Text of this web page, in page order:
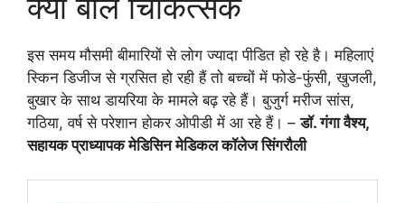
इस समय मौसमी बीमारियों से लोग ज्यादा पीडित हो रहे है। महिलाएं
स्किन डिजीज से ग्रसित हो रही हैं तो बच्चों में फोडे-फुंसी, खुजली,
बुखार के साथ डायरिया के मामले बढ़ रहे हैं। बुजुर्ग मरीज सांस,
गठिया, वर्ष से परेशान होकर ओपीडी में आ रहे हैं। –डॉ. गंगा वैश्य,
सहायक प्राध्यापक मेडिसिन मेडिकल कॉलेज सिंगरौली